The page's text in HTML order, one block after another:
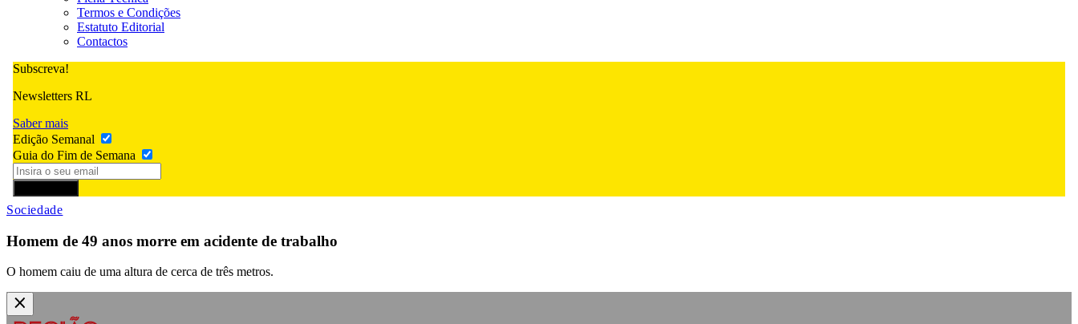
Termos e Condições
Estatuto Editorial
Contactos
Subscreva!
Newsletters RL
Saber mais
Edição Semanal
Guia do Fim de Semana
Sociedade
Homem de 49 anos morre em acidente de trabalho
O homem caiu de uma altura de cerca de três metros.